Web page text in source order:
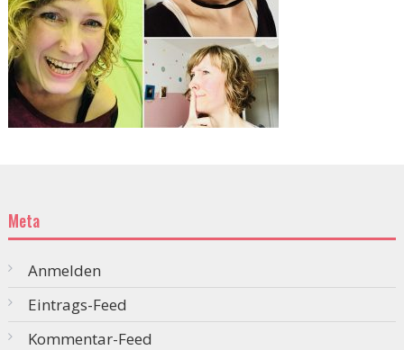
Meta
Anmelden
Eintrags-Feed
Kommentar-Feed